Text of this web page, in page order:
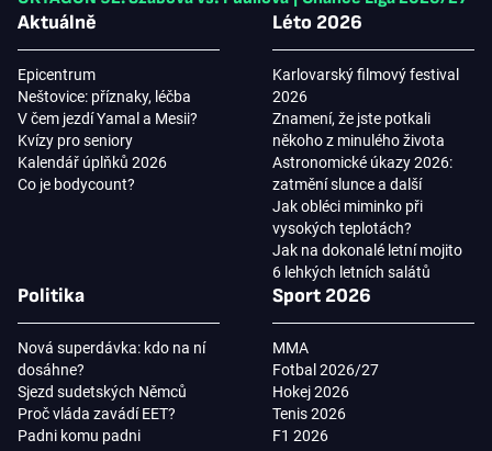
Aktuálně
Epicentrum
Neštovice: příznaky, léčba
V čem jezdí Yamal a Mesii?
Kvízy pro seniory
Kalendář úplňků 2026
Co je bodycount?
Léto 2026
Karlovarský filmový festival
2026
Znamení, že jste potkali
někoho z minulého života
Astronomické úkazy 2026:
zatmění slunce a další
Jak obléci miminko při
vysokých teplotách?
Jak na dokonalé letní mojito
6 lehkých letních salátů
Politika
Nová superdávka: kdo na ní
dosáhne?
Sjezd sudetských Němců
Proč vláda zavádí EET?
Padni komu padni
Sport 2026
MMA
Fotbal 2026/27
Hokej 2026
Tenis 2026
F1 2026